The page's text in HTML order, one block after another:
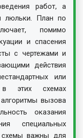
работ, а
люльки. План по
помимо
и спасения
с чертежами и
действия
или
в этих схемах
вызова
оказания
специальных
схемы важны для